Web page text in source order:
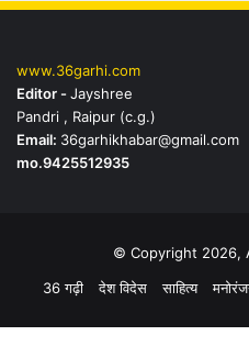
www.36garhi.com
Editor -Jayshree
Pandri , Raipur (c.g.)
Email: 36garhikhabar@gmail.com
mo.9425512935
© Copyright 2026,
36 गढ़ी
देश विदेस साहित्य